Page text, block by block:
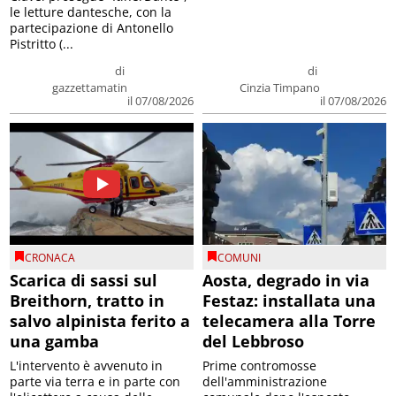
di
gazzettamatin
il 07/08/2026
le letture dantesche, con la
partecipazione di Antonello
Pistritto (...
di
Cinzia Timpano
il 07/08/2026
CRONACA
Scarica di sassi sul
Breithorn, tratto in
salvo alpinista ferito a
una gamba
L'intervento è avvenuto in
parte via terra e in parte con
COMUNI
Aosta, degrado in via
Festaz: installata una
telecamera alla Torre
del Lebbroso
Prime contromosse
dell'amministrazione